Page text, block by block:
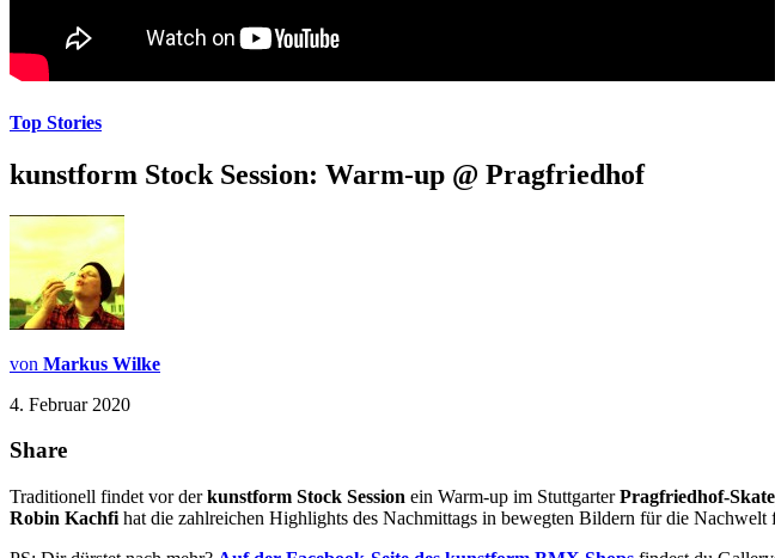
Top Stories
kunstform Stock Session: Warm-up @ Pragfriedhof
von Markus Wilke
4. Februar 2020
Share
Traditionell findet vor derkunstform Stock Session ein Warm-up im StuttgarterPragfriedhof-
Robin Kachfi hat die zahlreichen Highlights des Nachmittags in bewegten Bildern für die Nachwelt